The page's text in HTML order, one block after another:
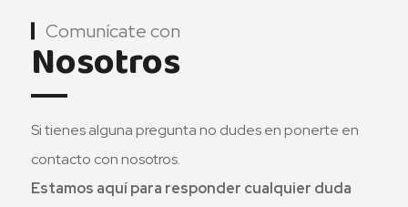
Comunícate con
Nosotros
Si tienes alguna pregunta no dudes en ponerte en
contacto con nosotros.
Estamos aquí para responder cualquier duda